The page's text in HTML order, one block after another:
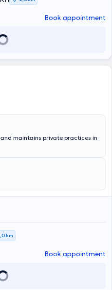
necessary. Finally, with
optimal care to young patients
magical journey of parenthood.
Book appointment
maintains private practices in
km
Book appointment